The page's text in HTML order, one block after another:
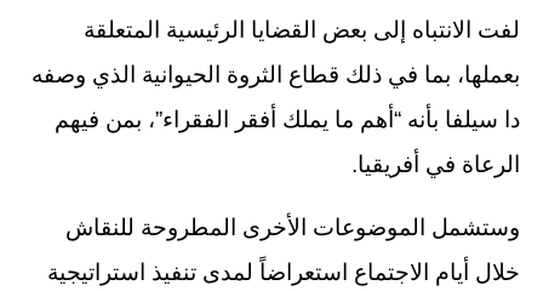
لفت الانتباه إلى بعض القضايا الرئيسية المتعلقة
بعملها، بما في ذلك قطاع الثروة الحيوانية الذي وصفه
دا سيلفا بأنه “أهم ما يملك أفقر الفقراء”، بمن فيهم
الرعاة في أفريقيا.
وستشمل الموضوعات الأخرى المطروحة للنقاش
خلال أيام الاجتماع استعراضاً لمدى تنفيذ استراتيجية